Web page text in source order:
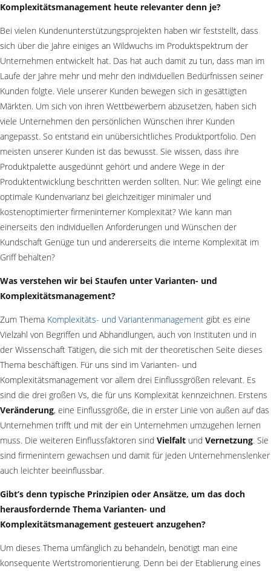
Komplexitätsmanagement heute relevanter denn je?
Bei vielen Kundenunterstützungsprojekten haben wir feststellt, dass
sich über die Jahre einiges an Wildwuchs im Produktspektrum der
Unternehmen entwickelt hat. Das hat auch damit zu tun, dass man im
Laufe der Jahre mehr und mehr den individuellen Bedürfnissen seiner
Kunden folgte. Viele unserer Kunden bewegen sich in gesättigten
Märkten. Um sich von ihren Wettbewerbern abzusetzen, haben sich
viele Unternehmen den persönlichen Wünschen ihrer Kunden
angepasst. So entstand ein unübersichtliches Produktportfolio. Den
meisten unserer Kunden ist das bewusst. Sie wissen, dass ihre
Produktpalette ausgedünnt gehört und andere Wege in der
Produktentwicklung beschritten werden sollten. Nur: Wie gelingt eine
optimale Kundenvarianz bei gleichzeitiger minimaler und
kostenoptimierter firmeninterner Komplexität? Wie kann man
einerseits den individuellen Anforderungen und Wünschen der
Kundschaft Genüge tun und andererseits die interne Komplexität im
Griff behalten?
Was verstehen wir bei Staufen unter Varianten- und
Komplexitätsmanagement?
Zum Thema Komplexitäts- und Variantenmanagement gibt es eine
Vielzahl von Begriffen und Abhandlungen, auch von Instituten und in
der Wissenschaft Tätigen, die sich mit der theoretischen Seite dieses
Thema beschäftigen. Für uns sind im Varianten- und
Komplexitätsmanagement vor allem drei Einflussgrößen relevant. Es
sind die drei großen Vs, die für uns Komplexität kennzeichnen. Erstens
Veränderung, eine Einflussgröße, die in erster Linie von außen auf das
Unternehmen trifft und mit der ein Unternehmen umzugehen lernen
muss. Die weiteren Einflussfaktoren sind Vielfalt und Vernetzung. Sie
sind firmenintern gewachsen und damit für jeden Unternehmenslenker
auch leichter beeinflussbar.
Gibt’s denn typische Prinzipien oder Ansätze, um das doch
herausfordernde Thema Varianten- und
Komplexitätsmanagement gesteuert anzugehen?
Um dieses Thema umfänglich zu behandeln, benötigt man eine
konsequente Wertstromorientierung. Denn bei der Etablierung eines